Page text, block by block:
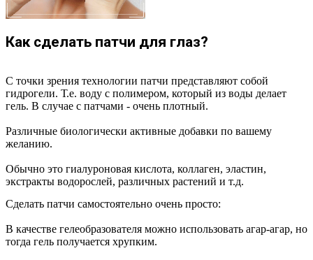
Как сделать патчи для глаз?
С точки зрения технологии патчи представляют собой
гидрогели. Т.е. воду с полимером, который из воды делает
гель. В случае с патчами - очень плотный.
Различные биологически активные добавки по вашему
желанию.
Обычно это гиалуроновая кислота, коллаген, эластин,
экстракты водорослей, различных растений и т.д.
Сделать патчи самостоятельно очень просто:
В качестве гелеобразователя можно использовать агар-агар, но
тогда гель получается хрупким.